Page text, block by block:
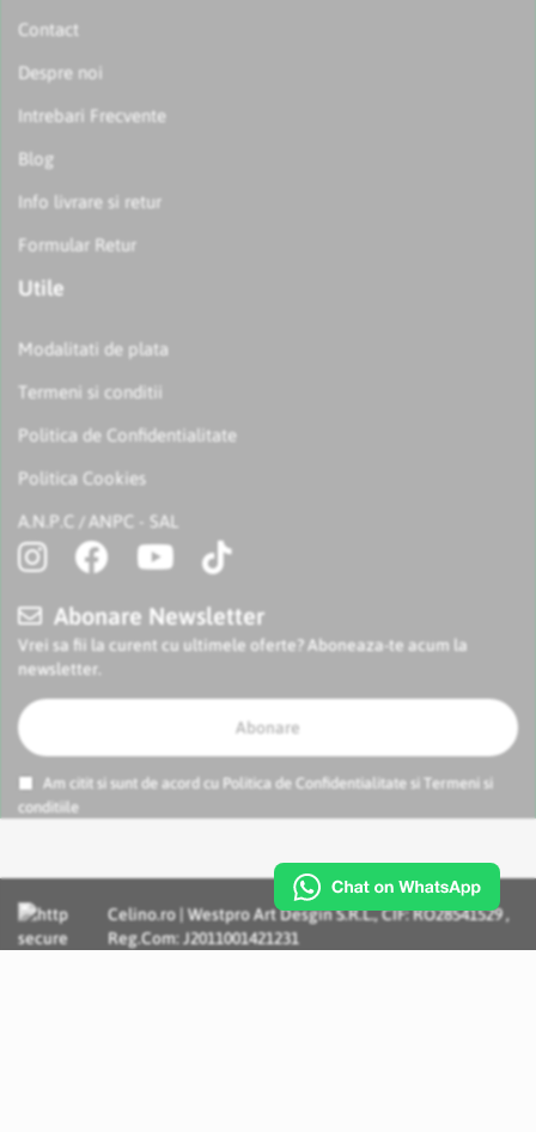
Contact
Despre noi
Intrebari Frecvente
Blog
Info livrare si retur
Formular Retur
Utile
Modalitati de plata
Termeni si conditii
Politica de Confidentialitate
Politica Cookies
A.N.P.C / ANPC - SAL
Abonare Newsletter
Vrei sa fii la curent cu ultimele oferte? Aboneaza-te acum la
newsletter.
Abonare
Am citit si sunt de acord cu Politica de Confidentialitate si
Termeni si
conditiile
Celino.ro | Westpro Art Desgin S.R.L., CIF: RO28541529 ,
Reg.Com: J2011001421231